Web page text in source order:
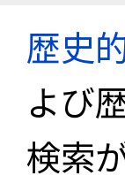
歴史
よび
検索